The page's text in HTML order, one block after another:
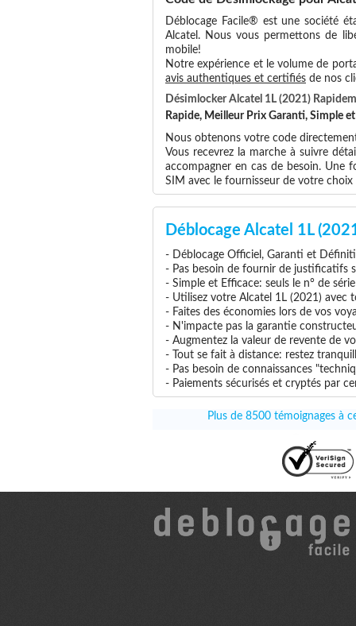
Déblocage Facile® est une société
Alcatel. Nous vous permettons de
mobile!
Notre expérience et le volume de
avis authentiques et certifiés de nos
Désimlocker Alcatel 1L (2021)
Rapide, Meilleur Prix Garanti, Simple
Nous obtenons votre code
Vous recevrez la marche à suivre
accompagner en cas de besoin. Une
SIM avec le fournisseur de votre
Déblocage Alcatel 1L
- Déblocage Officiel, Garanti et
- Pas besoin de fournir de justificatifs
- Simple et Efficace: seuls le n° de
- Utilisez votre Alcatel 1L (2021) avec
- Faites des économies lors de vos
- N'impacte pas la garantie
- Augmentez la valeur de revente de
- Tout se fait à distance: restez
- Pas besoin de connaissances
- Paiements sécurisés et cryptés par
Plus de 8500 témoignages à